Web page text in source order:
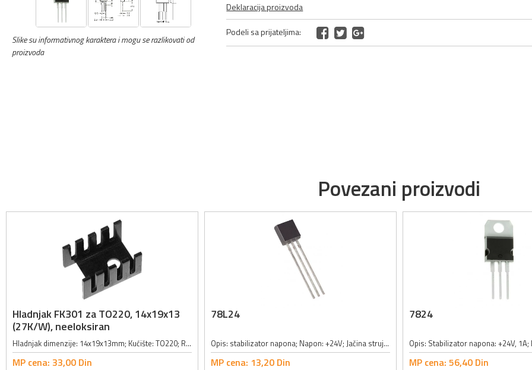
Slike su informativnog karaktera i mogu se razlikovati od
proizvoda
Deklaracija proizvoda
Podeli sa prijateljima:
Povezani proizvodi
Hladnjak FK301 za TO220, 14x19x13
(27K/W), neeloksiran
Hladnjak dimenzije: 14x19x13mm; Kućište: TO220; RTH: 27K/W; Karakteristike: neeloksiran; Materijal izrade hladnjaka: aluminijum; Način montaže: pomoću vijka;
MP cena: 33,00 Din
78L24
Opis: stabilizator napona; Napon: +24V; Jačina struje: 0.1A; Kućište: TO92;
MP cena: 13,20 Din
7824
Opis: Stabilizator napona: +24V, 1A;
MP cena: 56,40 Din